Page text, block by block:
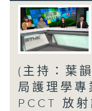
(主持：葉
局護理學
PCCT 放